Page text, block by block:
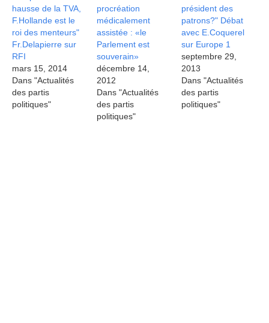
hausse de la TVA,
F.Hollande est le
roi des menteurs"
Fr.Delapierre sur
RFI
mars 15, 2014
Dans "Actualités
des partis
politiques"
procréation
médicalement
assistée : «le
Parlement est
souverain»
décembre 14,
2012
Dans "Actualités
des partis
politiques"
président des
patrons?" Débat
avec E.Coquerel
sur Europe 1
septembre 29,
2013
Dans "Actualités
des partis
politiques"